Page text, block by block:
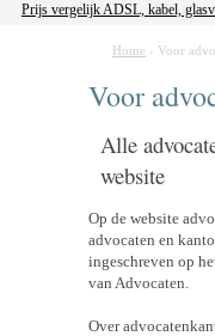
Prijs vergelijk ADSL, kabel,
Home › Voor
Voor
Alle
website
Op de website
advocaten en
ingeschreven op
van Advocaten.
Over